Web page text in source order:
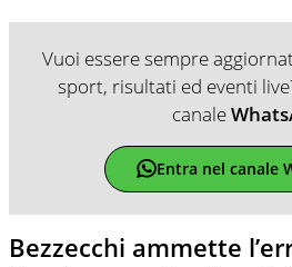
Vuoi essere sempre
sport, risultati ed eventi
canale
Entra nel canale
Bezzecchi ammette